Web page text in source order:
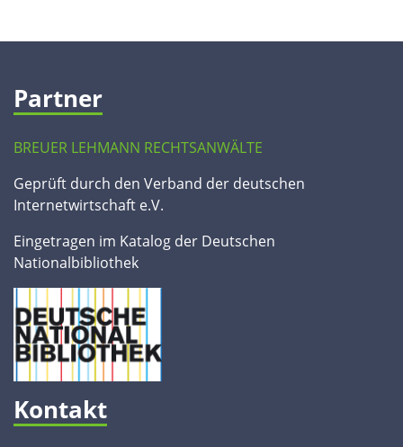
Partner
BREUER LEHMANN RECHTSANWÄLTE
Geprüft durch den Verband der deutschen
Internetwirtschaft e.V.
Eingetragen im Katalog der Deutschen
Nationalbibliothek
Kontakt